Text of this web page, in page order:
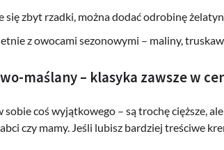
się zbyt rzadki, można dodać odrobinę
z owocami sezonowymi – maliny,
maślany – klasyka zawsze w
sobie coś wyjątkowego – są trochę cięższe,
czy mamy. Jeśli lubisz bardziej treściwe